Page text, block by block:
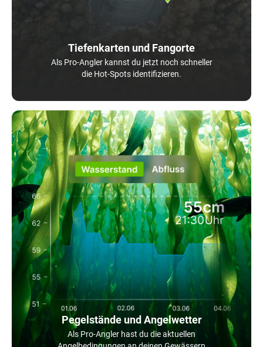
Tiefenkarten und Fangorte
Als Pro-Angler kannst du jetzt noch schneller
die Hot-Spots identifizieren.
Pegelstände und Angelwetter
Als Pro-Angler hast du die aktuellen